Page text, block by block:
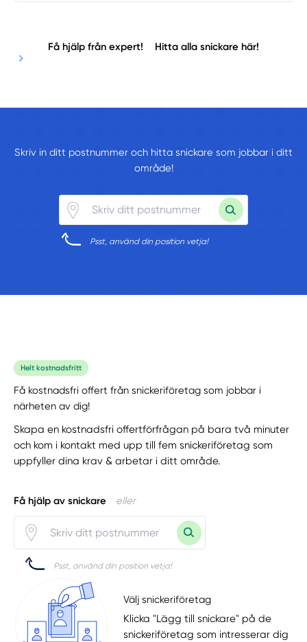
Få hjälp från expert! Hitta alla snickare här!
Skriv in ditt postnummer och hitta snickare som jobbar i ditt
område!
Psst, använd din position vetja!
Helt kostnadsfritt
Få kostnadsfri offert från snickeriföretag som jobbar i
närheten av dig!
Skapa en kostnadsfri offertförfrågan på bara två minuter
och kom i kontakt med upp till fem snickeriföretag som
uppfyller dina krav & arbetar i ditt område.
Få hjälp av snickare eller
Psst, använd din position vetja!
Välj snickeriföretag
Klicka "Lägg till snickare" på de
snickeriföretag som intresserar dig